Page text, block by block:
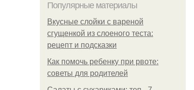
Популярные материалы
Вкусные слойки с вареной
сгущенкой из слоеного теста:
рецепт и подсказки
Как помочь ребенку при рвоте:
советы для родителей